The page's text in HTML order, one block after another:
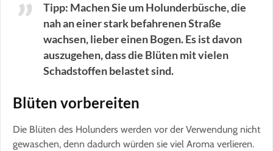
Tipp: Machen Sie um Holunderbüsche, die
nah an einer stark befahrenen Straße
wachsen, lieber einen Bogen. Es ist davon
auszugehen, dass die Blüten mit vielen
Schadstoffen belastet sind.
Blüten vorbereiten
Die Blüten des Holunders werden vor der Verwendung nicht
gewaschen, denn dadurch würden sie viel Aroma verlieren.